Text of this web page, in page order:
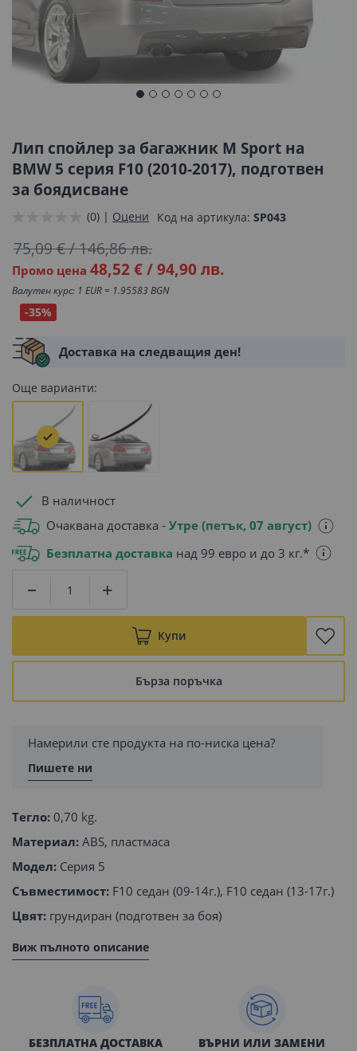
началото
на
галерия
със
Лип спойлер за багажник M Sport на
BMW 5 серия F10 (2010-2017), подготвен
за боядисване
(0) | Оцени Код на артикула SP043
Промо цена 48,52 €/94,90 лв.
75,09 €/146,86 лв.
Валутен курс: 1 EUR = 1.95583 BGN
-35%
Доставка на следващия ден!
Още варианти:
В наличност
Очаквана доставка - Утре (петък, 07 август)
Безплатна доставка над 99 евро и до 3 кг.*
Купи
Бърза поръчка
Намерили сте продукта на по-ниска цена?
Пишете ни
Тегло: 0,70 kg.
Материал: ABS, пластмаса
Модел: Серия 5
Съвместимост: F10 седан (09-14г.), F10 седан (13-17г.)
Цвят: грундиран (подготвен за боя)
Виж пълното описание
БЕЗПЛАТНА ДОСТАВКА
ВЪРНИ ИЛИ ЗАМЕНИ